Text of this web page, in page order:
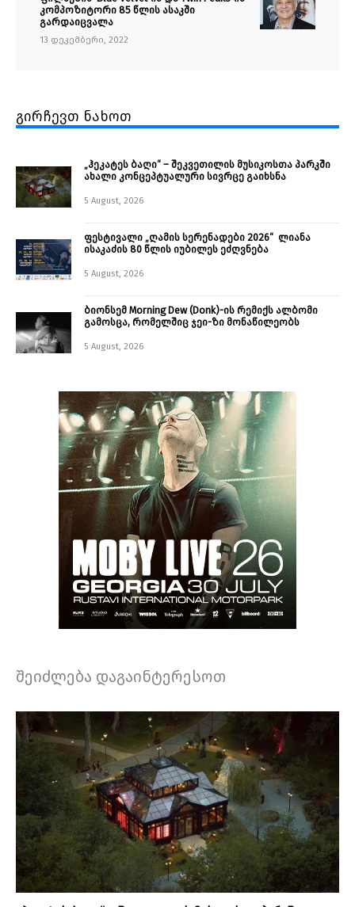
კომპოზიტორი 85 წლის ასაკში
გარდაიცვალა
13 დეკემბერი, 2022
გირჩევთ ნახოთ
„ჰეკატეს ბაღი“ – შეკვეთილის მუსიკოსთა პარკში
ახალი კონცეპტუალური სივრცე გაიხსნა ￼
5 August, 2026
ფესტივალი „ღამის სერენადები 2026“ ლიანა
ისაკაძის 80 წლის იუბილეს ეძღვნება
5 August, 2026
ბიონსემ Morning Dew (Donk)-ის რემიქს ალბომი
გამოსცა, რომელშიც ჯეი-ზი მონაწილეობს
5 August, 2026
შეიძლება დაგაინტერესოთ